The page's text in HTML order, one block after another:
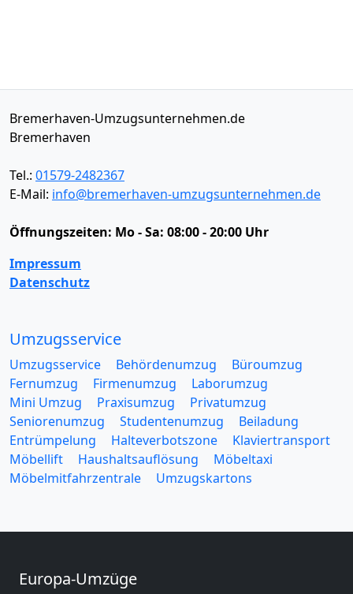
Bremerhaven-Umzugsunternehmen.de
Bremerhaven
Tel.: 01579-2482367
E-Mail: info@bremerhaven-umzugsunternehmen.de
Öffnungszeiten: Mo - Sa: 08:00 - 20:00 Uhr
Impressum
Datenschutz
Umzugsservice
Umzugsservice Behördenumzug
Büroumzug
Fernumzug
Firmenumzug
Laborumzug
Mini Umzug
Praxisumzug
Privatumzug
Seniorenumzug
Studentenumzug
Beiladung
Entrümpelung
Halteverbotszone
Klaviertransport
Möbellift
Haushaltsauflösung
Möbeltaxi
Möbelmitfahrzentrale
Umzugskartons
Europa-Umzüge